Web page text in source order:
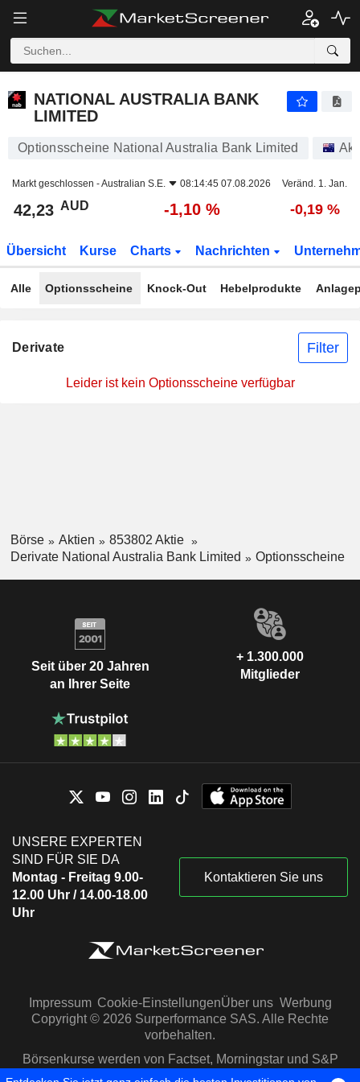
NATIONAL AUSTRALIA BANK
LIMITED
Optionsscheine National Australia Bank Limited
Markt geschlossen -Australian S.E. 08:14:45 07.08.2026 Veränd. 1. Jan.
42,23 AUD -1,10 % -0,19 %
Übersicht Kurse Charts Nachrichten
Alle Optionsscheine Knock-Out Hebelprodukte
Derivate Filter
Leider ist kein Optionsscheine verfügbar
Börse Aktien
853802 Aktie
Derivate National Australia Bank Limited
Optionsscheine
Seit über 20 Jahren
an Ihrer Seite
+ 1.300.000
Mitglieder
UNSERE EXPERTEN
SIND FÜR SIE DA
Montag - Freitag 9.00-
12.00 Uhr / 14.00-18.00
Uhr
Kontaktieren Sie uns
Impressum Cookie-EinstellungenÜber uns Werbung
Copyright © 2026 Surperformance SAS. Alle Rechte
vorbehalten.
Börsenkurse werden von Factset, Morningstar und S&P
Capital IQ zur Verfügung gestellt